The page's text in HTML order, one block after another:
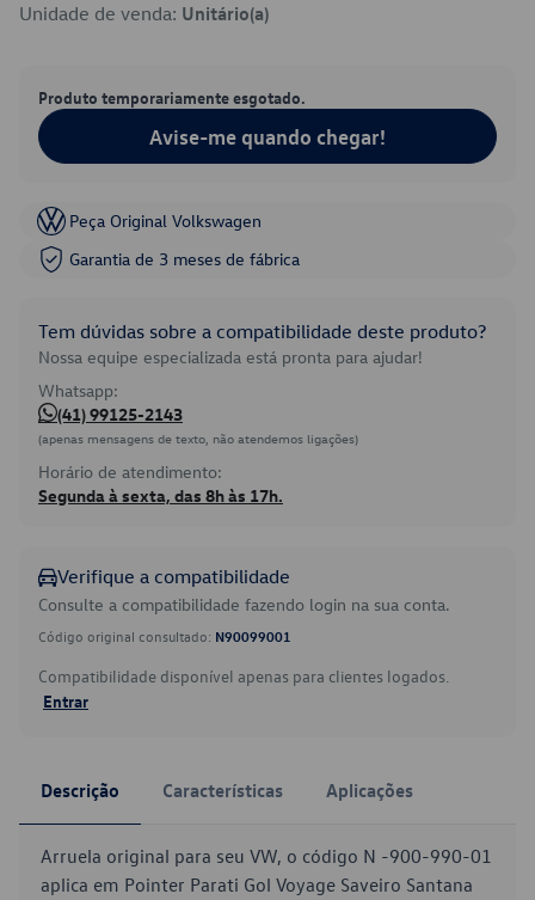
Unidade de venda: Unitário(a)
Produto temporariamente esgotado.
Avise-me quando chegar!
Peça Original Volkswagen
Garantia de 3 meses de fábrica
Tem dúvidas sobre a compatibilidade deste produto?
Nossa equipe especializada está pronta para ajudar!
Whatsapp:
(41) 99125-2143
(apenas mensagens de texto, não atendemos ligações)
Horário de atendimento:
Segunda à sexta, das 8h às 17h.
Verifique a compatibilidade
Consulte a compatibilidade fazendo login na sua conta.
Código original consultado: N90099001
Compatibilidade disponível apenas para clientes logados.
Entrar
Descrição Características Aplicações
Arruela original para seu VW, o código N -900-990-01
aplica em Pointer Parati Gol Voyage Saveiro Santana